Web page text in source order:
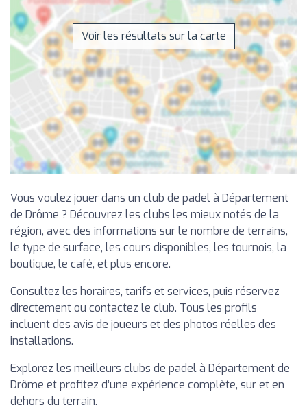
Voir les résultats sur la carte
Vous voulez jouer dans un club de padel à Département
de Drôme ? Découvrez les clubs les mieux notés de la
région, avec des informations sur le nombre de terrains,
le type de surface, les cours disponibles, les tournois, la
boutique, le café, et plus encore.
Consultez les horaires, tarifs et services, puis réservez
directement ou contactez le club. Tous les profils
incluent des avis de joueurs et des photos réelles des
installations.
Explorez les meilleurs clubs de padel à Département de
Drôme et profitez d’une expérience complète, sur et en
dehors du terrain.